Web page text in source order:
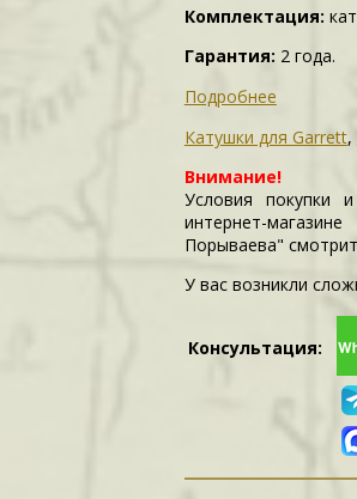
Комплектация:
Гарантия: 2 года.
Подробнее
Катушки для Garrett,
Внимание!
Условия покупки
интернет-
Порываева"
У вас возникли
Консультация: